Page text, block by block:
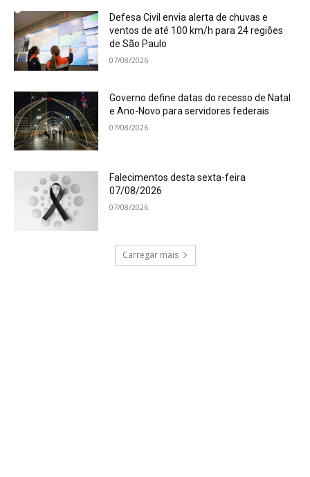
Defesa Civil envia alerta de chuvas e
ventos de até 100 km/h para 24 regiões
de São Paulo
07/08/2026
Governo define datas do recesso de Natal
e Ano-Novo para servidores federais
07/08/2026
Falecimentos desta sexta-feira
07/08/2026
07/08/2026
Carregar mais